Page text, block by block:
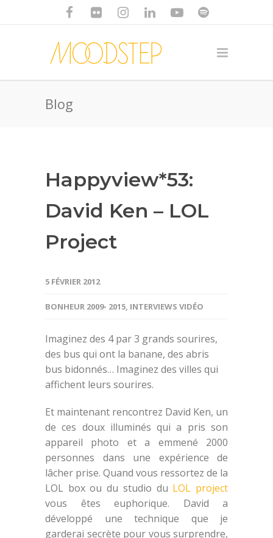
Blog
Happyview*53:
David Ken – LOL
Project
5 FÉVRIER 2012
BONHEUR 2009- 2015, INTERVIEWS VIDÉO
Imaginez des 4 par 3 grands sourires,
des bus qui ont la banane, des abris
bus bidonnés… Imaginez des villes qui
affichent leurs sourires.
Et maintenant rencontrez David Ken, un
de ces doux illuminés qui a pris son
appareil photo et a emmené 2000
personnes dans une expérience de
lâcher prise. Quand vous ressortez de la
LOL box ou du studio du LOL project
vous êtes euphorique. David a
développé une technique que je
garderai secrète pour vous surprendre,